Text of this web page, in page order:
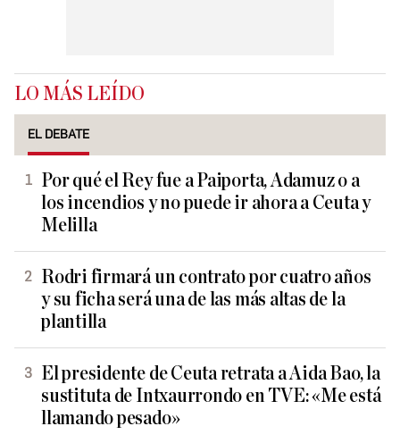
LO MÁS LEÍDO
EL DEBATE
Por qué el Rey fue a Paiporta, Adamuz o a
los incendios y no puede ir ahora a Ceuta y
Melilla
Rodri firmará un contrato por cuatro años
y su ficha será una de las más altas de la
plantilla
El presidente de Ceuta retrata a Aida Bao, la
sustituta de Intxaurrondo en TVE: «Me está
llamando pesado»